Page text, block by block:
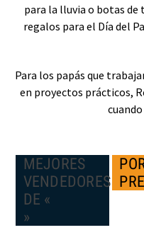
para la lluvia o botas de
regalos para el Día del
Para los papás que
en proyectos prácticos,
MEJORES
VENDEDORES
DE «
»